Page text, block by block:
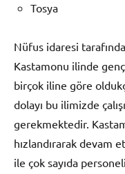
Tosya
Nüfus idaresi
Kastamonu ilinde
birçok iline göre
dolayı bu ilimizde
gerekmektedir.
hızlandırarak devam
ile çok sayıda